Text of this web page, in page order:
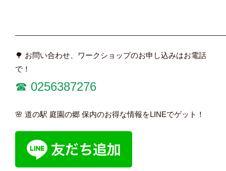
🌳 お問い合わせ、ワークショップのお申し込みはお電話
で！
☎︎ 0256387276
🌸 道の駅 庭園の郷 保内のお得な情報をLINEでゲット！